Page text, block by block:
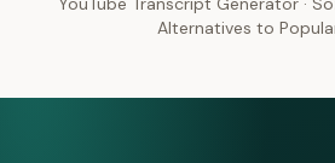
Alternatives to